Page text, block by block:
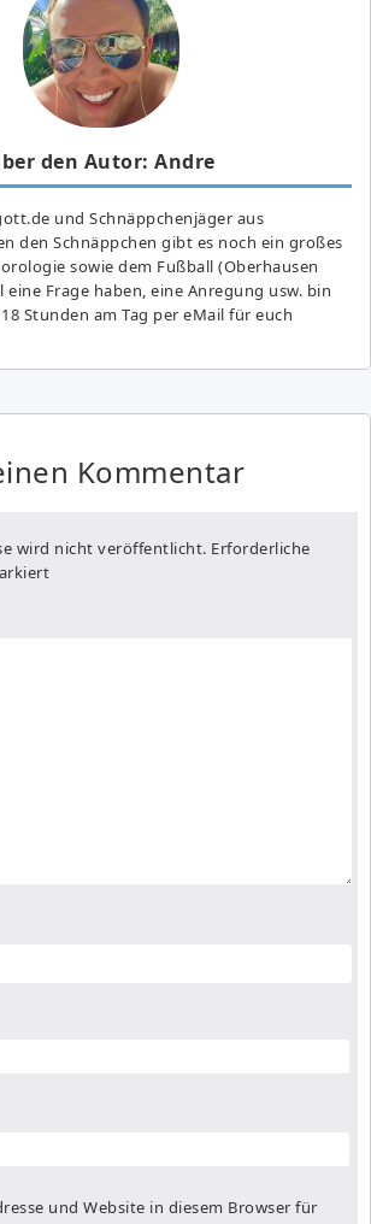
den Autor: Andre
und Schnäppchenjäger aus
den Schnäppchen gibt es noch ein großes
sowie dem Fußball (Oberhausen
eine Frage haben, eine Anregung usw. bin
Stunden am Tag per eMail für euch
Kommentar
wird nicht veröffentlicht. Erforderliche
und Website in diesem Browser für